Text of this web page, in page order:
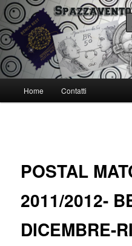
Skip
to
primary
contentSpazzavento
Spazzavento Shooting Club
Home Contatti
POSTAL
2011/2012-
DICEMBRE-